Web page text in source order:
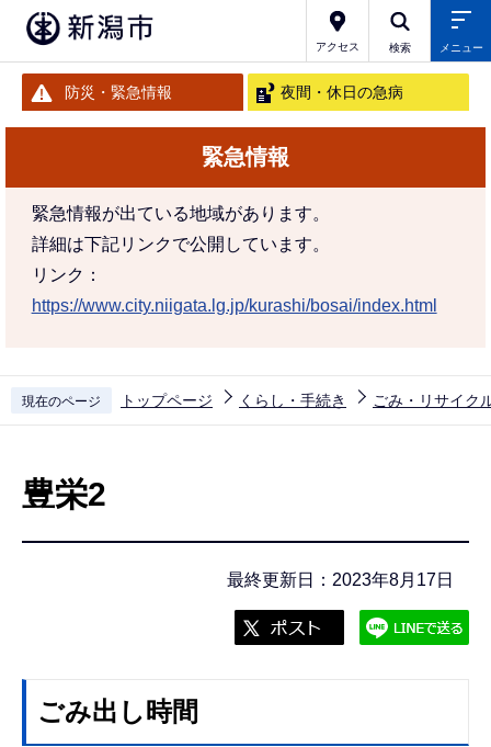
アクセス 検索 メニュー
防災・緊急情報 夜間・休日の急病
緊急情報
緊急情報が出ている地域があります。
詳細は下記リンクで公開しています。
リンク：
https://www.city.niigata.lg.jp/kurashi/bosai/index.html
現在のページ トップページ くらし・手続き ごみ・リサイク
豊栄2
最終更新日：2023年8月17日
ごみ出し時間